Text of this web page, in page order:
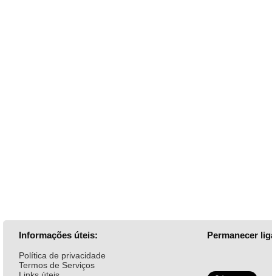
Informações úteis:
Política de privacidade
Termos de Serviços
Permanecer